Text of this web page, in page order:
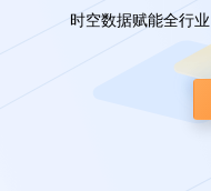
时空数据赋能全行